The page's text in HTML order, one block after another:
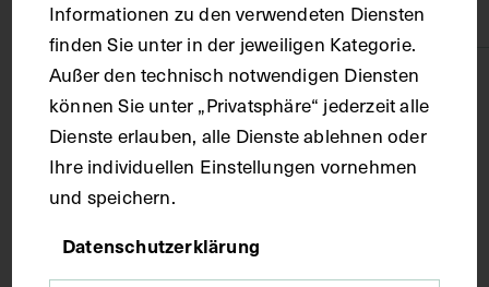
Papier
Technik
Informationen zu den verwendeten Diensten
finden Sie unter in der jeweiligen Kategorie.
Außer den technisch notwendigen Diensten
können Sie unter „Privatsphäre“ jederzeit alle
Dienste erlauben, alle Dienste ablehnen oder
Ihre individuellen Einstellungen vornehmen
und speichern.
Datenschutzerklärung